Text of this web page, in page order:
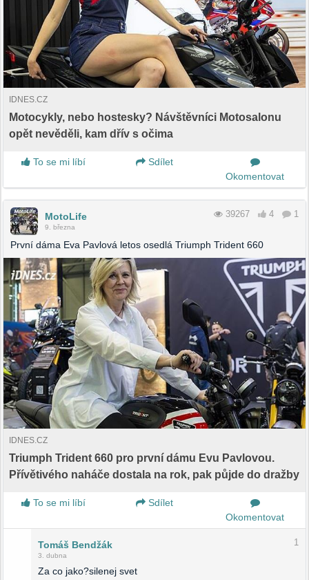
IDNES.CZ
Motocykly, nebo hostesky? Návštěvníci Motosalonu
opět nevěděli, kam dřív s očima
To se mi líbí
Sdílet
Okomentovat
MotoLife
9. března
39267 4 1
První dáma Eva Pavlová letos osedlá Triumph Trident 660
IDNES.CZ
Triumph Trident 660 pro první dámu Evu Pavlovou.
Přívětivého naháče dostala na rok, pak půjde do dražby
To se mi líbí
Sdílet
Okomentovat
Tomáš Bendžák
3. dubna
1
Za co jako?silenej svet